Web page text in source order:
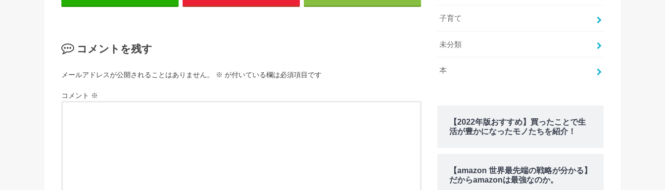
コメントを残す
メールアドレスが公開されることはありません。 ※ が付いている欄は必須項目です
コメント ※
子育て
未分類
本
【2022年版おすすめ】買ったことで生
活が豊かになったモノたちを紹介！
【amazon 世界最先端の戦略が分かる】
だからamazonは最強なのか。